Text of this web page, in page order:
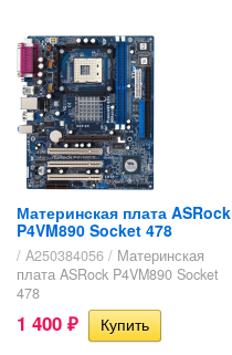
Материнская плата ASRock
P4VM890 Socket 478
/ A250384056 / Материнская
плата ASRock P4VM890 Socket
478
1 400 ₽